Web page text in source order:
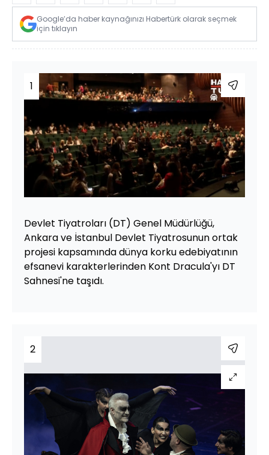
Google’da haber kaynağınızı Habertürk olarak seçmek
için tıklayın
1
Sesi
Aç
Yüklendi:
25.18%
Oynatma
Hızı
Devlet Tiyatroları (DT) Genel Müdürlüğü,
Ankara ve İstanbul Devlet Tiyatrosunun ortak
projesi kapsamında dünya korku edebiyatının
efsanevi karakterlerinden Kont Dracula'yı DT
Sahnesi'ne taşıdı.
2